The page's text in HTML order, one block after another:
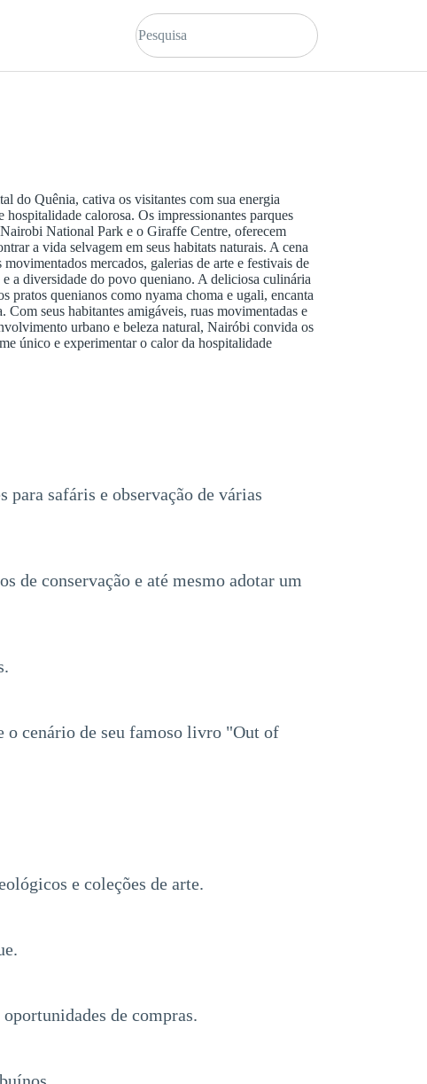
do Quênia, cativa os visitantes com sua energia
calorosa. Os impressionantes parques
National Park e o Giraffe Centre, oferecem
a vida selvagem em seus habitats naturais. A cena
mercados, galerias de arte e festivais de
a diversidade do povo queniano. A deliciosa culinária
pratos quenianos como nyama choma e ugali, encanta
Com seus habitantes amigáveis, ruas movimentadas e
urbano e beleza natural, Nairóbi convida os
único e experimentar o calor da hospitalidade
safáris e observação de várias
de conservação e até mesmo adotar um
o cenário de seu famoso livro "Out of
e coleções de arte.
de compras.